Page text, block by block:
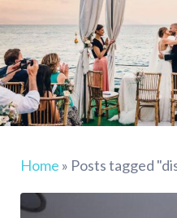
Home » Posts tagged